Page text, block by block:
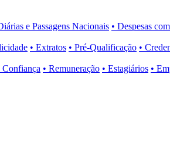
e Passagens Nacionais • Despesas
• Extratos • Pré-Qualificação •
Confiança • Remuneração • Estagiários •